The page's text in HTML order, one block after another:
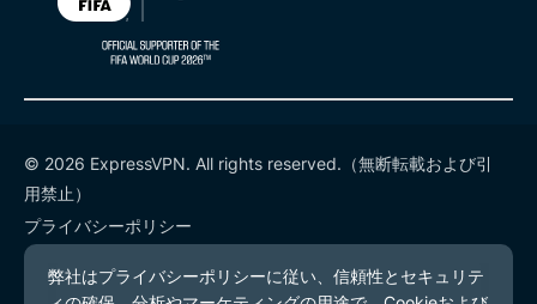
© 2026 ExpressVPN. All rights reserved.（無断転載および引
用禁止）
プライバシーポリシー
利用規約
Cookieの設定